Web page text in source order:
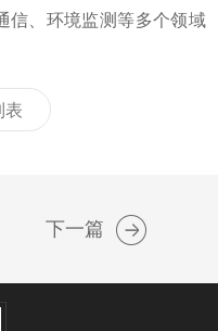
信、环境监测等多个领域
表
下一篇